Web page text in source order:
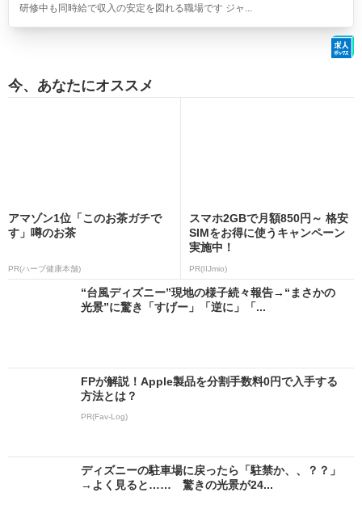
研修中も同時給で収入の安定を図れる職場です ジャ...
今、あなたにオススメ
アマゾン1位「このお茶ガチで
す」噂のお茶
PR(ハーブ健康本舗)
スマホ2GBで月額850円～ 格安
SIMをお得に使うキャンペーン
実施中！
PR(IIJmio)
“台風ディズニー”現地の様子続々報告→“まさかの
光景”に驚き「すげー」「逆に」「...
FPが解説！Apple製品を分割手数料0円で入手する
方法とは？
PR(Fav-Log)
ディズニーの駐車場に戻ったら「駐禁か、、？？」
→よく見ると…… 驚きの光景が24...